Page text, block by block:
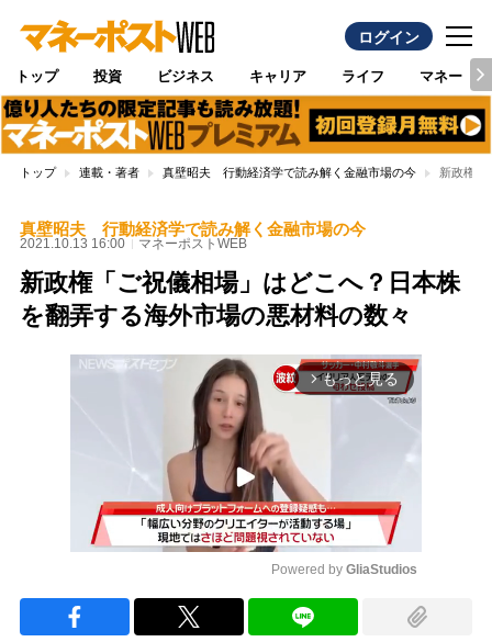
ログイン
トップ 投資 ビジネス キャリア ライフ マネー
トップ 連載・著者 真壁昭夫 行動経済学で読み解く金融市場の今 新政権「
真壁昭夫 行動経済学で読み解く金融市場の今
2021.10.13 16:00 マネーポストWEB
新政権「ご祝儀相場」はどこへ？日本株
を翻弄する海外市場の悪材料の数々
arrow_forward_ios もっと見る
Powered by GliaStudios